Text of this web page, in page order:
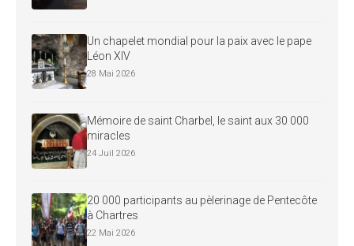
Un chapelet mondial pour la paix avec le pape
Léon XIV
28 Mai 2026
Mémoire de saint Charbel, le saint aux 30 000
miracles
24 Juil 2026
20 000 participants au pèlerinage de Pentecôte
à Chartres
22 Mai 2026